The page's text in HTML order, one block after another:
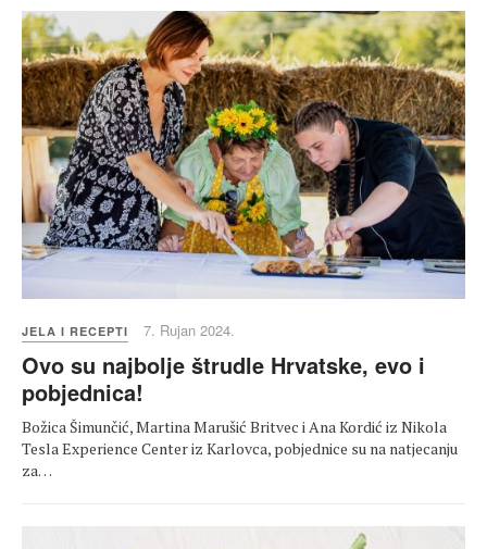
JELA I RECEPTI 7. Rujan 2024.
Ovo su najbolje štrudle Hrvatske, evo i
pobjednica!
Božica Šimunčić, Martina Marušić Britvec i Ana Kordić iz Nikola
Tesla Experience Center iz Karlovca, pobjednice su na natjecanju
za…